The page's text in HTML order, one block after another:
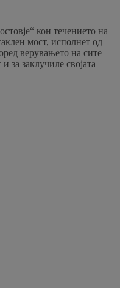
кон течението на
мост, исполнет од
верувањето на сите
за заклучиле својата